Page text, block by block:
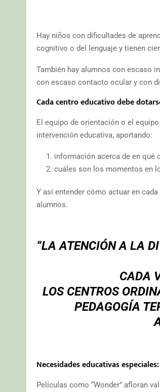
Hay niños con dificultades de
cognitivo o del lenguaje y tienen
También hay alumnos con escaso
con escaso contacto ocular y con
Cada centro educativo debe
El equipo de orientación o el
intervención educativa, aportando:
información acerca de en
cuáles son los momentos en
Y así entender cómo actuar en
alumnos.
“LA ATENCIÓN A LA
CADA
LOS CENTROS
PEDAGOGÍA
Necesidades educativas
Películas como “Wonder” afloran